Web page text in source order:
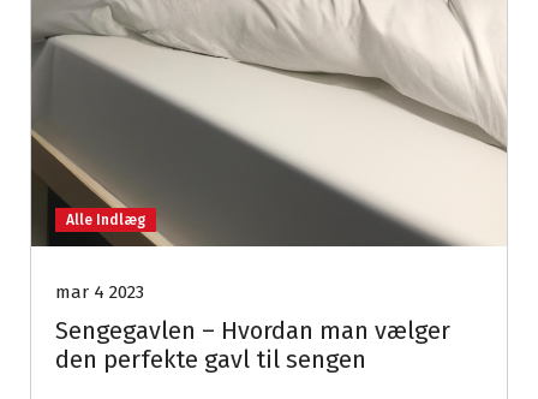
Alle Indlæg
mar 4 2023
Sengegavlen – Hvordan man vælger
den perfekte gavl til sengen